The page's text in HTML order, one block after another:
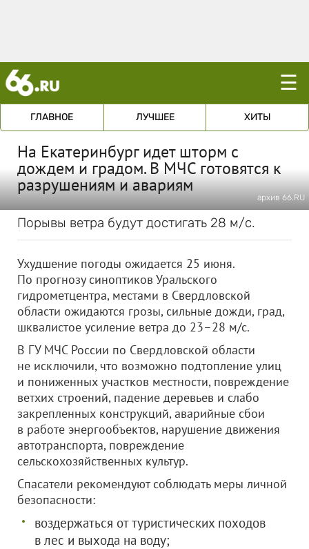
☰
ГЛАВНОЕ ЛУЧШЕЕ ХИТЫ
На Екатеринбург идет шторм с
дождем и градом. В МЧС готовятся к
разрушениям и авариям
архив 66.RU
Порывы ветра будут достигать 28 м/с.
Ухудшение погоды ожидается 25 июня.
По прогнозу синоптиков Уральского
гидрометцентра, местами в Свердловской
области ожидаются грозы, сильные дожди, град,
шквалистое усиление ветра до 23–28 м/с.
В ГУ МЧС России по Свердловской области
не исключили, что возможно подтопление улиц
и пониженных участков местности, повреждение
ветхих строений, падение деревьев и слабо
закрепленных конструкций, аварийные сбои
в работе энергообъектов, нарушение движения
автотранспорта, повреждение
сельскохозяйственных культур.
Спасатели рекомендуют соблюдать меры личной
безопасности:
воздержаться от туристических походов
в лес и выхода на воду;